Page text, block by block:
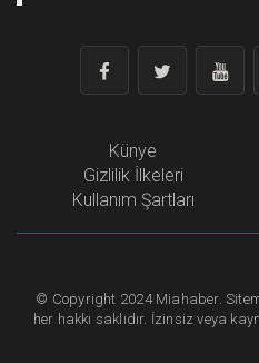
Künye
Gizlilik İlkeleri
Kullanım Şartları
© Copyright 2024 Miahaber.
her hakkı saklıdır. İzinsiz veya